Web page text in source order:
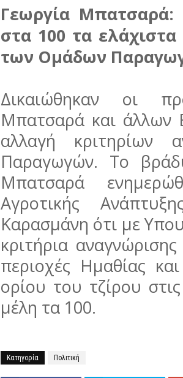
Γεωργία Μπατσαρά:
στα 100 τα
των Ομάδων
Δικαιώθηκαν οι
Μπατσαρά και άλλων
αλλαγή κριτηρίων
Παραγωγών. Το
Μπατσαρά
Αγροτικής
Καρασμάνη ότι με
κριτήρια
περιοχές Ημαθίας
ορίου του τζίρου
μέλη τα 100.
Κατηγορία Πολιτική